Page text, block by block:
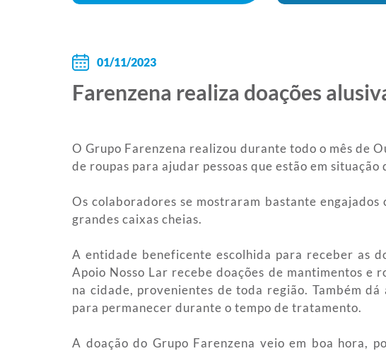
01/11/2023
Farenzena realiza doações
O Grupo Farenzena realizou durante todo o mês de
de roupas para ajudar pessoas que estão em
Os colaboradores se mostraram bastante
grandes caixas cheias.
A entidade beneficente escolhida para receber as
Apoio Nosso Lar recebe doações de mantimentos e
na cidade, provenientes de toda região. Também
para permanecer durante o tempo de tratamento.
A doação do Grupo Farenzena veio em boa hora,